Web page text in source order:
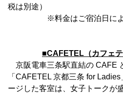
税は別途）
※料金はご宿泊日によ
■CAFETEL（カフェ
京阪電車三条駅直結の CAFE
「CAFETEL 京都三条 for
ージした客室は、女子トークが